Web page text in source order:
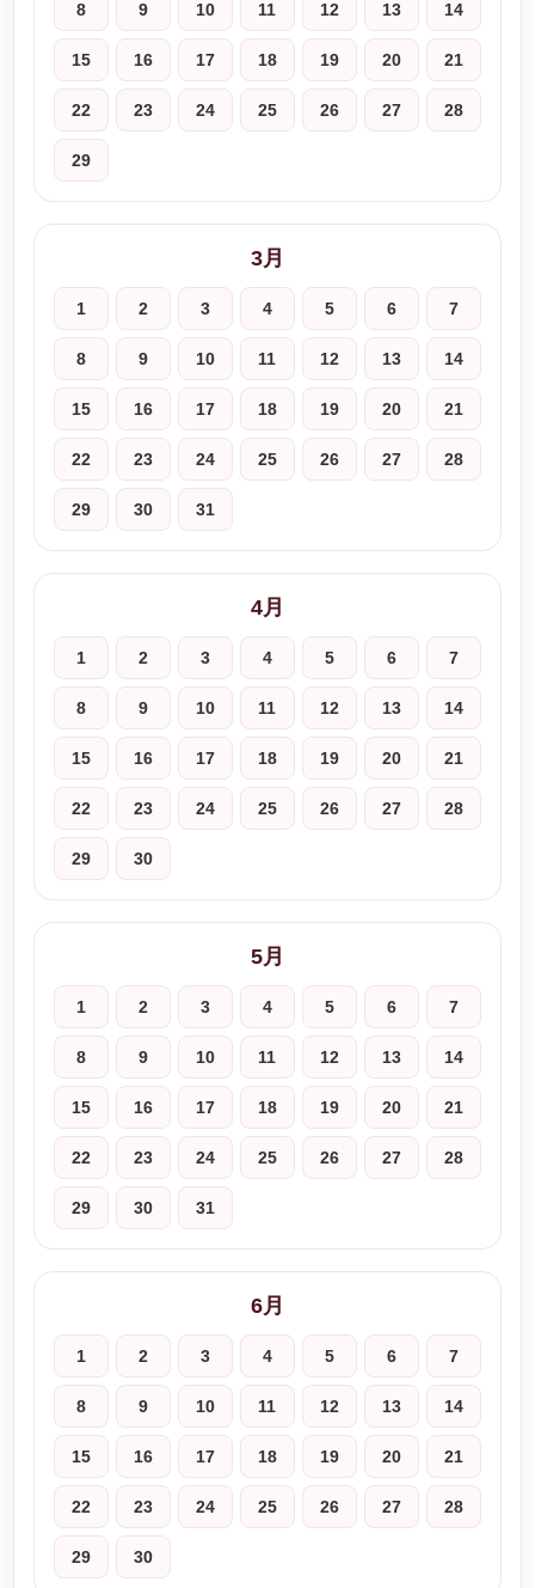
8 9 10 11 12 13 14
15 16 17 18 19 20 21
22 23 24 25 26 27 28
29
3月
1 2 3 4 5 6 7
8 9 10 11 12 13 14
15 16 17 18 19 20 21
22 23 24 25 26 27 28
29 30 31
4月
1 2 3 4 5 6 7
8 9 10 11 12 13 14
15 16 17 18 19 20 21
22 23 24 25 26 27 28
29 30
5月
1 2 3 4 5 6 7
8 9 10 11 12 13 14
15 16 17 18 19 20 21
22 23 24 25 26 27 28
29 30 31
6月
1 2 3 4 5 6 7
8 9 10 11 12 13 14
15 16 17 18 19 20 21
22 23 24 25 26 27 28
29 30